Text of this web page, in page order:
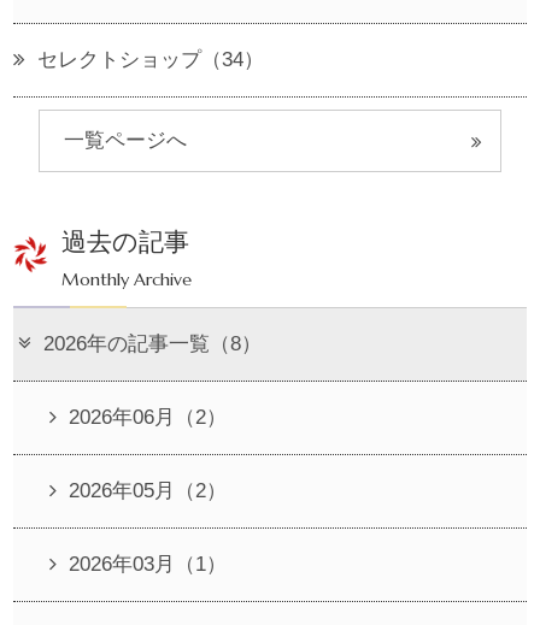
セレクトショップ（34）
一覧ページへ
過去の記事
Monthly Archive
2026年の記事一覧（8）
2026年06月（2）
2026年05月（2）
2026年03月（1）